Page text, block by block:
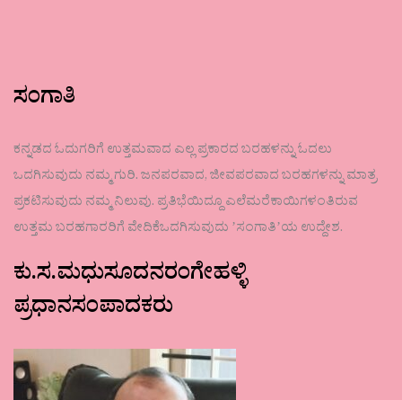
ಸಂಗಾತಿ
ಕನ್ನಡದ ಓದುಗರಿಗೆ ಉತ್ತಮವಾದ ಎಲ್ಲ ಪ್ರಕಾರದ ಬರಹಳನ್ನು ಓದಲು
ಒದಗಿಸುವುದು ನಮ್ಮ ಗುರಿ. ಜನಪರವಾದ, ಜೀವಪರವಾದ ಬರಹಗಳನ್ನು ಮಾತ್ರ
ಪ್ರಕಟಿಸುವುದು ನಮ್ಮ ನಿಲುವು. ಪ್ರತಿಭೆಯಿದ್ದೂ ಎಲೆಮರೆಕಾಯಿಗಳಂತಿರುವ
ಉತ್ತಮ ಬರಹಗಾರರಿಗೆ ವೇದಿಕೆಒದಗಿಸುವುದು ʼಸಂಗಾತಿʼಯ ಉದ್ದೇಶ.
ಕು.ಸ.ಮಧುಸೂದನರಂಗೇಹಳ್ಳಿ
ಪ್ರಧಾನಸಂಪಾದಕರು